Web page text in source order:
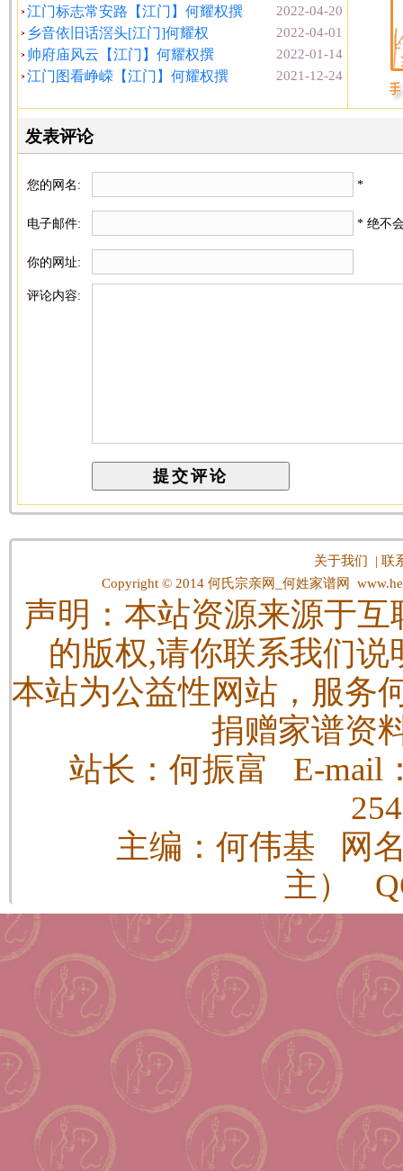
2022-04-20
江门标志常安路【江门】何耀权撰
2022-04-01
乡音依旧话滘头[江门]何耀权
2022-01-14
帅府庙风云【江门】何耀权撰
2021-12-24
江门图看峥嵘【江门】何耀权撰
发表评论
您的网名: *
电子邮件: * 绝不
你的网址:
评论内容:
关于我们 |联
Copyright © 2014 何氏宗亲网_何姓家谱网
声明：本站资源来源于
的版权,请你联系我们
本站为公益性网站，服务
捐赠家谱资
站长：何振富 E-mail
主编：何伟基 网
主）